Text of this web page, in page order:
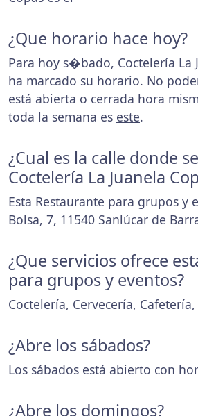
¿Que horario hace hoy?
Para hoy s�bado, Coctelería La
ha marcado su horario. No
está abierta o cerrada hora
toda la semana es este.
¿Cual es la calle donde
Coctelería La Juanela
Esta Restaurante para grupos y
Bolsa, 7, 11540 Sanlúcar de
¿Que servicios ofrece
para grupos y eventos?
Coctelería, Cervecería,
¿Abre los sábados?
Los sábados está abierto con
¿Abre los domingos?